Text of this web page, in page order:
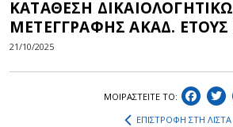
ΚΑΤΑΘΕΣΗ
ΜΕΤΕΓΓΡΑΦΗΣ ΑΚΑΔ. ΕΤΟΥΣ
21/10/2025
ΜΟΙΡΑΣΤEIΤΕ ΤΟ:
ΕΠΙΣΤΡΟΦΗ ΣΤΗ ΛΙΣΤΑ